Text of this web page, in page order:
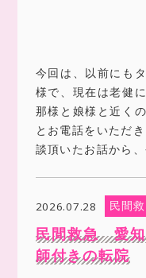
今回は、以前にも
様で、現在は老健
那様と娘様と近く
とお電話をいただ
談頂いたお話から
2026.07.28 民間
民間救急 愛知
師付きの転院